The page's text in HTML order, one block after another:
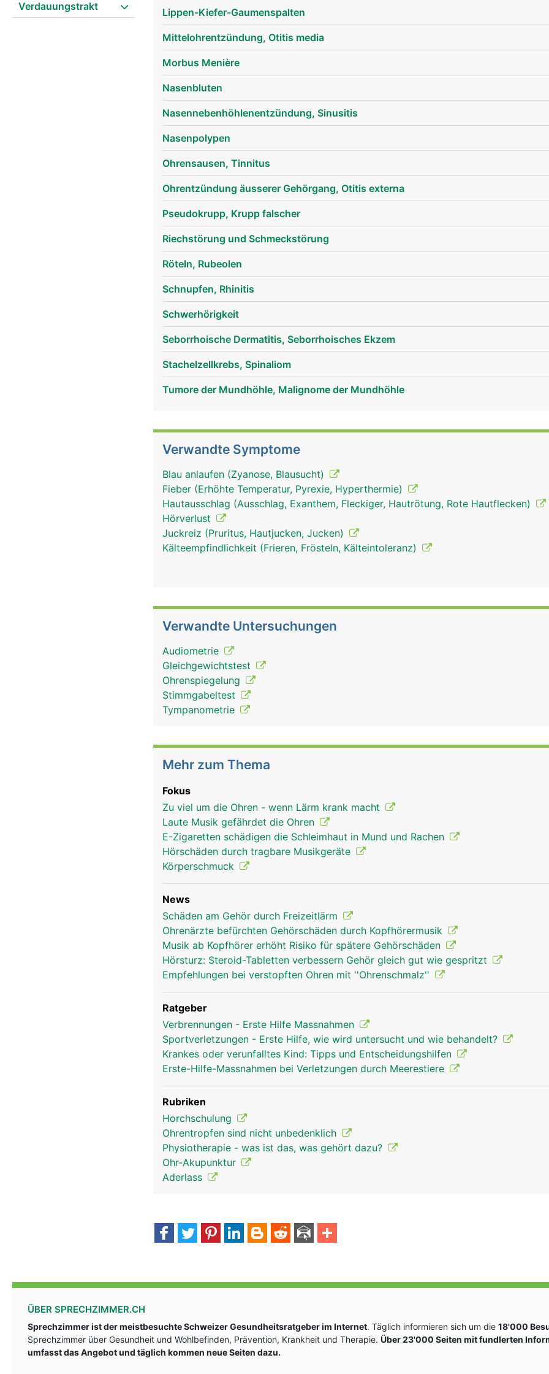
Verdauungstrakt
Ohren Frau Ohren Mann
Lippen-Kiefer-Gaumenspalten
Mittelohrentzündung, Otitis media
Morbus Menière
Nasenbluten
Nasennebenhöhlenentzündung, Sinusitis
Nasenpolypen
Ohrensausen, Tinnitus
Ohrentzündung äusserer Gehörgang, Otitis externa
Pseudokrupp, Krupp falscher
Riechstörung und Schmeckstörung
Röteln, Rubeolen
Schnupfen, Rhinitis
Schwerhörigkeit
Seborrhoische Dermatitis, Seborrhoisches Ekzem
Stachelzellkrebs, Spinaliom
Tumore der Mundhöhle, Malignome der Mundhöhle
Verwandte Symptome
Blau anlaufen (Zyanose, Blausucht)
Fieber (Erhöhte Temperatur, Pyrexie, Hyperthermie)
Hautausschlag (Ausschlag, Exanthem, Fleckiger, Hautrötung, Rote Hautflecken)
Hörverlust
Juckreiz (Pruritus, Hautjucken, Jucken)
Kälteempfindlichkeit (Frieren, Frösteln, Kälteintoleranz)
Verwandte Untersuchungen
Audiometrie
Gleichgewichtstest
Ohrenspiegelung
Stimmgabeltest
Tympanometrie
Mehr zum Thema
Fokus
Zu viel um die Ohren - wenn Lärm krank macht
Laute Musik gefährdet die Ohren
E-Zigaretten schädigen die Schleimhaut in Mund und Rachen
Hörschäden durch tragbare Musikgeräte
Körperschmuck
News
Schäden am Gehör durch Freizeitlärm
Ohrenärzte befürchten Gehörschäden durch Kopfhörermusik
Musik ab Kopfhörer erhöht Risiko für spätere Gehörschäden
Hörsturz: Steroid-Tabletten verbessern Gehör gleich gut wie gespritzt
Empfehlungen bei verstopften Ohren mit ''Ohrenschmalz''
Ratgeber
Verbrennungen - Erste Hilfe Massnahmen
Sportverletzungen - Erste Hilfe, wie wird untersucht und wie behandelt?
Krankes oder verunfalltes Kind: Tipps und Entscheidungshilfen
Erste-Hilfe-Massnahmen bei Verletzungen durch Meerestiere
Rubriken
Horchschulung
Ohrentropfen sind nicht unbedenklich
Physiotherapie - was ist das, was gehört dazu?
Ohr-Akupunktur
Aderlass
ÜBER SPRECHZIMMER.CH
Sprechzimmer ist der meistbesuchte Schweizer Gesundheitsratgeber im Internet. Täglich informieren sich um die 18'000
Sprechzimmer über Gesundheit und Wohlbefinden, Prävention, Krankheit und Therapie. Über 23'000 Seiten mit fundlerten
umfasst das Angebot und täglich kommen neue Seiten dazu.